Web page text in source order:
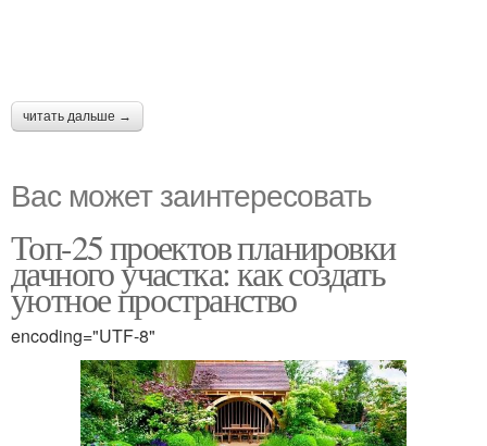
читать дальше →
Вас может заинтересовать
Топ-25 проектов планировки
дачного участка: как создать
уютное пространство
encoding="UTF-8"